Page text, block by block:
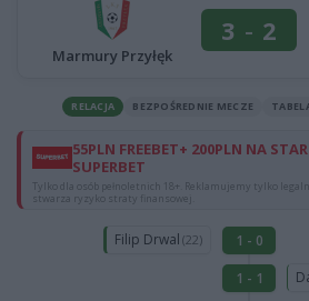
Marmury Przyłęk
3 - 2
RELACJA BEZPOŚREDNIE MECZE
55PLN FREEBET+ 200PLN NA
SUPERBET
Tylko dla osób pełnoletnich 18+. Reklamujemy tylko
stwarza ryzyko straty finansowej.
Filip Drwal (22)
1 - 0
1 - 1